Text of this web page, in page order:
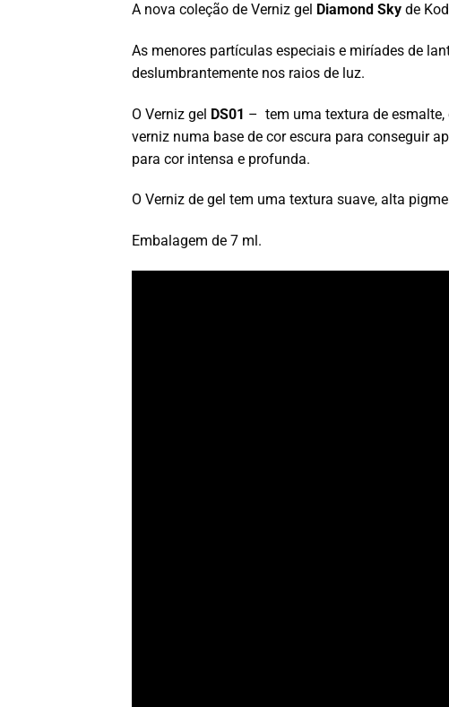
A nova coleção de Verniz gel Diamond Sky de
As menores partículas especiais e miríades de
deslumbrantemente nos raios de luz.
O Verniz gel DS01 – tem uma textura de esmalte,
verniz numa base de cor escura para conseguir
para cor intensa e profunda.
O Verniz de gel tem uma textura suave, alta
Embalagem de 7 ml.